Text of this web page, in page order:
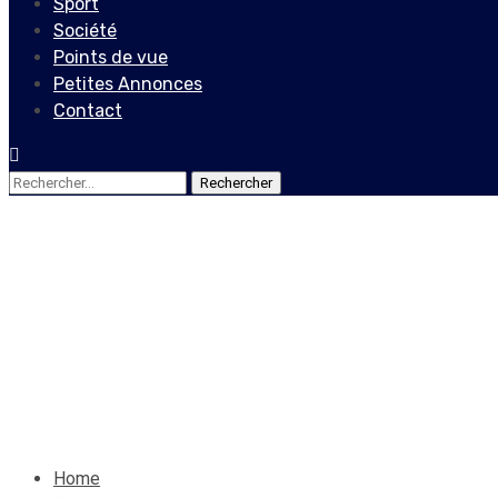
Société
Points de vue
Petites Annonces
Contact
Rechercher :
Home